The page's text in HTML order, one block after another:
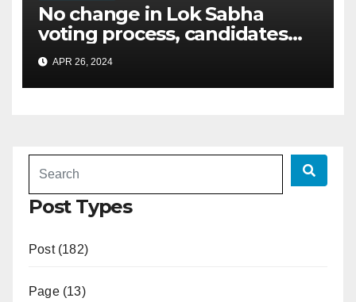
No change in Lok Sabha
voting process, candidates
can seek verification of 5%
EVMs after polls
APR 26, 2024
Post Types
Post (182)
Page (13)